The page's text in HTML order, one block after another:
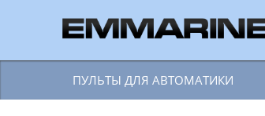
ПУЛЬТЫ ДЛЯ АВТОМАТИКИ